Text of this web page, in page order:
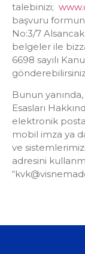
talebinizi;
başvuru
No:3/7
belgeler ile
6698 sayılı
Bunun
Esasları
elektronik
mobil imza ya
ve
adresini